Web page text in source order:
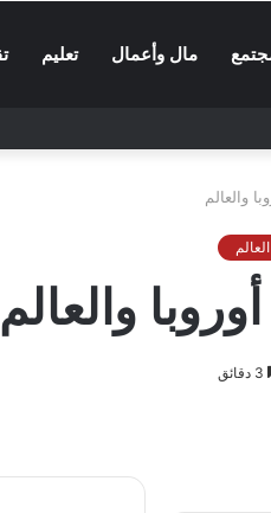
مال وأعمال تعليم
والعالم
والعالم